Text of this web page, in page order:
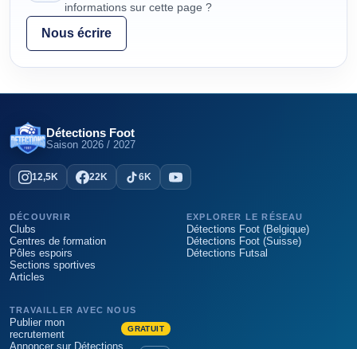
informations sur cette page ?
Nous écrire
Détections Foot
Saison 2026 / 2027
12,5K 22K 6K
DÉCOUVRIR
Clubs
Centres de formation
Pôles espoirs
Sections sportives
Articles
EXPLORER LE RÉSEAU
Détections Foot (Belgique)
Détections Foot (Suisse)
Détections Futsal
TRAVAILLER AVEC NOUS
Publier mon
recrutement
GRATUIT
Annoncer sur Détections